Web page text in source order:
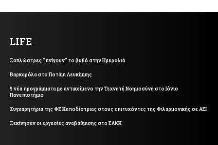
LIFE
Ξαπλώστρες “πνίγουν” το βυθό στην Ημερολιά
Βαρκαρόλα στο Ποτάμι Λευκίμμης
9 νέα προγράμματα με αντικείμενο την Τεχνητή Νοημοσύνη στο Ιόνιο
Πανεπιστήμιο
Συγχαρητήρια της ΦΕ Καποδίστριας στους επιτυχόντες της Φιλαρμονικής σε ΑΕΙ
Ξεκίνησαν οι εργασίες αναβάθμισης στο ΕΑΚΚ